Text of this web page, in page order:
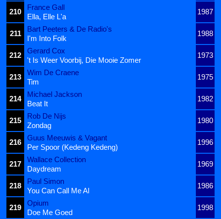
210
France Gall
1987
Ella, Elle L'a
211
Bart Peeters & De Radio's
1988
I'm Into Folk
212
Gerard Cox
1973
't Is Weer Voorbij, Die Mooie Zomer
213
Wim De Craene
1975
Tim
214
Michael Jackson
1982
Beat It
215
Rob De Nijs
1980
Zondag
216
Guus Meeuwis & Vagant
1996
Per Spoor (Kedeng Kedeng)
217
Wallace Collection
1969
Daydream
218
Paul Simon
1986
You Can Call Me Al
219
Opium
1998
Doe Me Goed